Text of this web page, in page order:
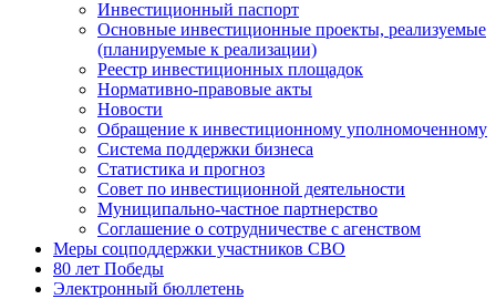
Инвестиционный паспорт
Основные инвестиционные проекты, реализуемые
(планируемые к реализации)
Реестр инвестиционных площадок
Нормативно-правовые акты
Новости
Обращение к инвестиционному уполномоченному
Система поддержки бизнеса
Статистика и прогноз
Совет по инвестиционной деятельности
Муниципально-частное партнерство
Соглашение о сотрудничестве с агенством
Меры соцподдержки участников СВО
80 лет Победы
Электронный бюллетень